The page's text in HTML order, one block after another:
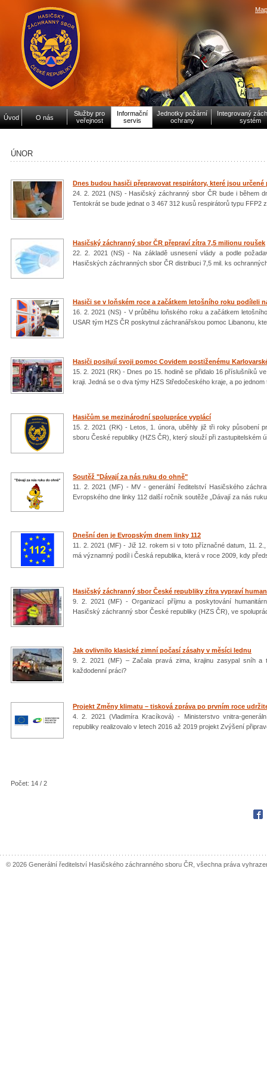
Úvod O nás
Služby pro
veřejnost
Informační
servis
Jednotky požární
ochrany
Integrovaný
systém
ÚNOR
Dnes budou hasiči přepravovat respirátory, které jsou
24. 2. 2021 (NS) - Hasičský záchranný sbor ČR bude i během
Tentokrát se bude jednat o 3 467 312 kusů respirátorů typu FFP2
Hasičský záchranný sbor ČR přepraví zítra 7,5 milionu roušek
22. 2. 2021 (NS) - Na základě usnesení vlády a podle
Hasičských záchranných sbor ČR distribuci 7,5 mil. ks
Hasiči se v loňském roce a začátkem letošního roku podíleli
16. 2. 2021 (NS) - V průběhu loňského roku a začátkem
USAR tým HZS ČR poskytnul záchranářskou pomoc Libanonu,
Hasiči posilují svoji pomoc Covidem postiženému
15. 2. 2021 (RK) - Dnes po 15. hodině se přidalo 16 příslušníků
kraji. Jedná se o dva týmy HZS Středočeského kraje, a po
Hasičům se mezinárodní spolupráce vyplácí
15. 2. 2021 (RK) - Letos, 1. února, uběhly již tři roky působení
sboru České republiky (HZS ČR), který slouží při zastupitelském
Soutěž "Dávají za nás ruku do ohně"
11. 2. 2021 (MF) - MV - generální ředitelství Hasičského
Evropského dne linky 112 další ročník soutěže „Dávají za nás
Dnešní den je Evropským dnem linky 112
11. 2. 2021 (MF) - Již 12. rokem si v toto příznačné datum, 11.
má významný podíl i Česká republika, která v roce 2009, kdy
Hasičský záchranný sbor České republiky zítra vypraví
9. 2. 2021 (MF) - Organizací příjmu a poskytování
Hasičský záchranný sbor České republiky (HZS ČR), ve
Jak ovlivnilo klasické zimní počasí zásahy v měsíci lednu
9. 2. 2021 (MF) – Začala pravá zima, krajinu zasypal sníh
každodenní práci?
Projekt Změny klimatu – tisková zpráva po prvním roce
4. 2. 2021 (Vladimíra Kracíková) - Ministerstvo vnitra-
republiky realizovalo v letech 2016 až 2019 projekt Zvýšení
Počet: 14 / 2
© 2026 Generální ředitelství Hasičského záchranného sboru ČR, všechna práva